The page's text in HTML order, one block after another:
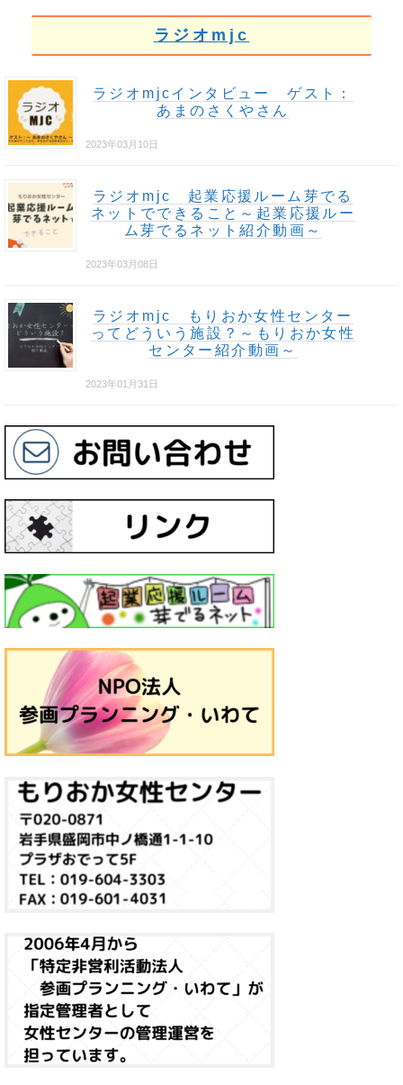
ラジオmjc
ラジオmjcインタビュー ゲスト：
あまのさくやさん
2023年03月10日
ラジオmjc 起業応援ルーム芽でる
ネットでできること～起業応援ルー
ム芽でるネット紹介動画～
2023年03月08日
ラジオmjc もりおか女性センター
ってどういう施設？～もりおか女性
センター紹介動画～
2023年01月31日